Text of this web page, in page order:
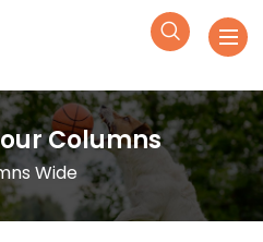
Columns
Wide